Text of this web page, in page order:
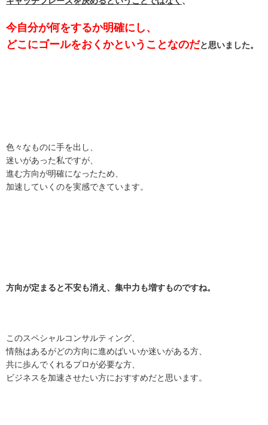
今自分が何をするか明確にし、
どこにゴールをおくかということなのだと思いました。
色々なものに手を出し、
迷いがあった私ですが、
進む方向が明確になったため、
加速していくのを実感できています。
方向が定まると不安も消え、集中力も増すものですね。
このスペシャルコンサルティング、
情熱はあるがどの方向に進めばいいか迷いがある方、
共に歩んでくれるプロが必要な方、
ビジネスを加速させたい方におすすめだと思います。